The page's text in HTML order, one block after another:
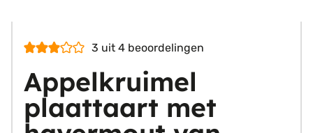
3 uit4 beoordelingen
Appelkruimel
plaattaart met